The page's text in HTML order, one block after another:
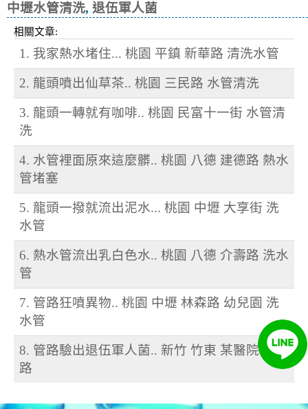
中壢水管清洗, 退伍軍人菌
相關文章:
1. 我家熱水堵住... 桃園 平鎮 新華路 清洗水管
2. 龍頭噴出仙草茶.. 桃園 三民路 水管清洗
3. 龍頭一轉就有咖啡.. 桃園 民富十一街 水管清
洗
4. 水管裡面原來這麼髒.. 桃園 八德 建德路 熱水
管堵塞
5. 龍頭一撥就流出泥水... 桃園 中壢 大享街 洗
水管
6. 熱水管流出乳白色水.. 桃園 八德 介壽路 洗水
管
7. 管路狂噴異物.. 桃園 中壢 林森路 幼兒園 洗
水管
8. 管路驗出退伍軍人菌.. 新竹 竹東 某醫院 洗管
路